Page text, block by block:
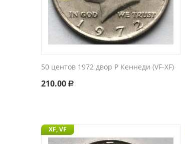
50 центов 1972 двор P Кеннеди (VF-XF)
210.00 Р
XF, VF